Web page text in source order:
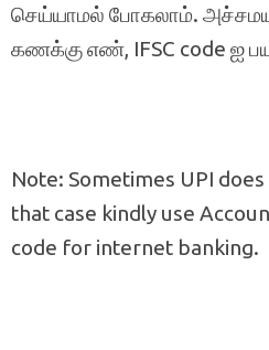
செய்யாமல் போகலாம்.
கணக்கு எண், IFSC code ஐ
Note: Sometimes UPI
that case kindly use
code for internet banking.